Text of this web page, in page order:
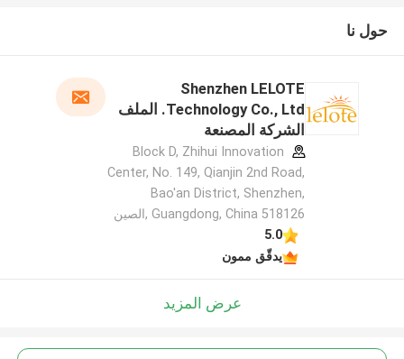
حول نا
Shenzhen LELOTE
Technology Co., Ltd. الملف
الشركة المصنعة
Block D, Zhihui Innovation
Center, No. 149, Qianjin 2nd Road,
Bao'an District, Shenzhen,
Guangdong, China 518126 ,الصين
5.0
يدقّق ممون
عرض المزيد